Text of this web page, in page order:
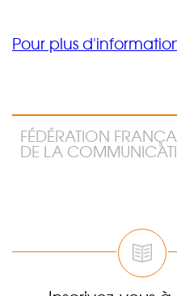
Pour plus
FÉDÉRATION
DE LA